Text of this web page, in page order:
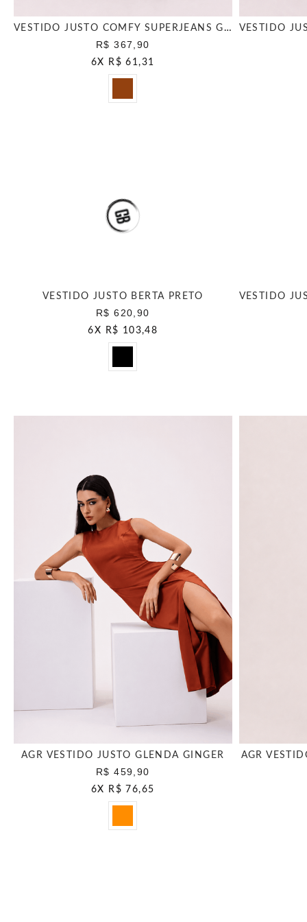
VESTIDO JUSTO COMFY SUPERJEANS GINGER
R$ 367,90
6X R$ 61,31
VESTIDO JUSTO BERTA PRETO
R$ 620,90
6X R$ 103,48
AGR VESTIDO JUSTO GLENDA GINGER
R$ 459,90
6X R$ 76,65
AGR